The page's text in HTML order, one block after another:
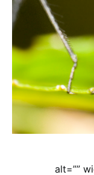
alt=””